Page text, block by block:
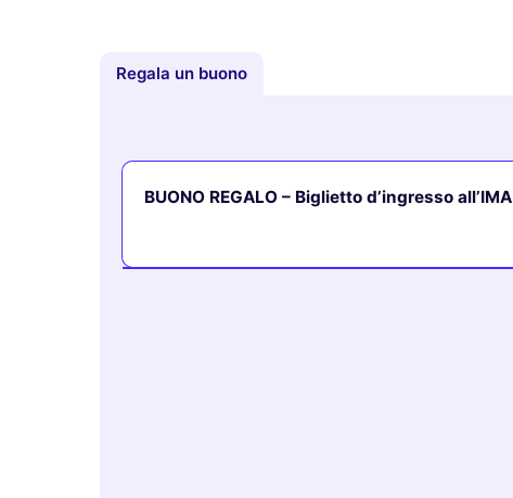
Regala un buono
BUONO REGALO – Biglietto d’ingresso all’IMA